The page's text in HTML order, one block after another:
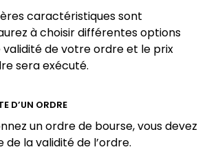
caractéristiques sont
à choisir différentes options
validité de votre ordre et le prix
sera exécuté.
D’UN ORDRE
un ordre de bourse, vous devez
la validité de l’ordre.